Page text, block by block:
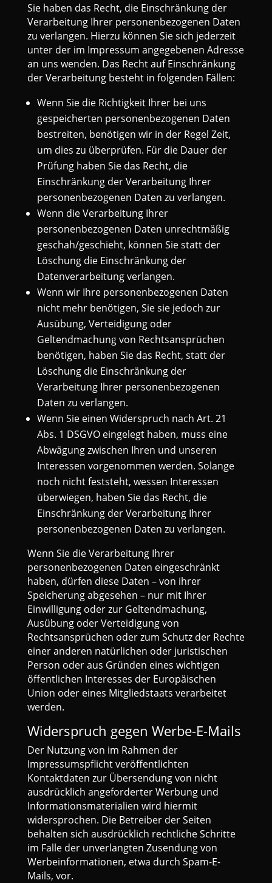
Sie haben das Recht, die Einschränkung der
Verarbeitung Ihrer personenbezogenen Daten
zu verlangen. Hierzu können Sie sich jederzeit
unter der im Impressum angegebenen Adresse
an uns wenden. Das Recht auf Einschränkung
der Verarbeitung besteht in folgenden Fällen:
Wenn Sie die Richtigkeit Ihrer bei uns
gespeicherten personenbezogenen Daten
bestreiten, benötigen wir in der Regel Zeit,
um dies zu überprüfen. Für die Dauer der
Prüfung haben Sie das Recht, die
Einschränkung der Verarbeitung Ihrer
personenbezogenen Daten zu verlangen.
Wenn die Verarbeitung Ihrer
personenbezogenen Daten unrechtmäßig
geschah/geschieht, können Sie statt der
Löschung die Einschränkung der
Datenverarbeitung verlangen.
Wenn wir Ihre personenbezogenen Daten
nicht mehr benötigen, Sie sie jedoch zur
Ausübung, Verteidigung oder
Geltendmachung von Rechtsansprüchen
benötigen, haben Sie das Recht, statt der
Löschung die Einschränkung der
Verarbeitung Ihrer personenbezogenen
Daten zu verlangen.
Wenn Sie einen Widerspruch nach Art. 21
Abs. 1 DSGVO eingelegt haben, muss eine
Abwägung zwischen Ihren und unseren
Interessen vorgenommen werden. Solange
noch nicht feststeht, wessen Interessen
überwiegen, haben Sie das Recht, die
Einschränkung der Verarbeitung Ihrer
personenbezogenen Daten zu verlangen.
Wenn Sie die Verarbeitung Ihrer
personenbezogenen Daten eingeschränkt
haben, dürfen diese Daten – von ihrer
Speicherung abgesehen – nur mit Ihrer
Einwilligung oder zur Geltendmachung,
Ausübung oder Verteidigung von
Rechtsansprüchen oder zum Schutz der Rechte
einer anderen natürlichen oder juristischen
Person oder aus Gründen eines wichtigen
öffentlichen Interesses der Europäischen
Union oder eines Mitgliedstaats verarbeitet
werden.
Widerspruch gegen Werbe-E-Mails
Der Nutzung von im Rahmen der
Impressumspflicht veröffentlichten
Kontaktdaten zur Übersendung von nicht
ausdrücklich angeforderter Werbung und
Informationsmaterialien wird hiermit
widersprochen. Die Betreiber der Seiten
behalten sich ausdrücklich rechtliche Schritte
im Falle der unverlangten Zusendung von
Werbeinformationen, etwa durch Spam-E-
Mails, vor.